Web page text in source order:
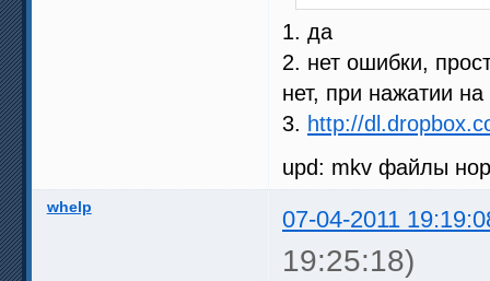
1. да
2. нет ошибки,
нет, при нажатии
3. http://
upd: mkv файлы
whelp 07-04-2011
19:25:18)